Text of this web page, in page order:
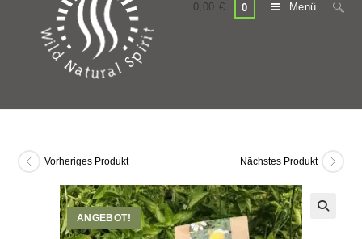
0,00 € 0 Menü
ANGEBOT!
Vorheriges Produkt Nächstes Produkt